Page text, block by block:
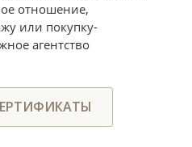
отношение,
или покупку-
агентство